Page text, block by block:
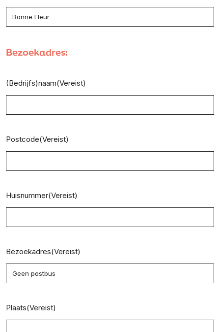
Bezoekadres:
(Bedrijfs)naam(Vereist)
Postcode(Vereist)
Huisnummer(Vereist)
Bezoekadres(Vereist)
Plaats(Vereist)